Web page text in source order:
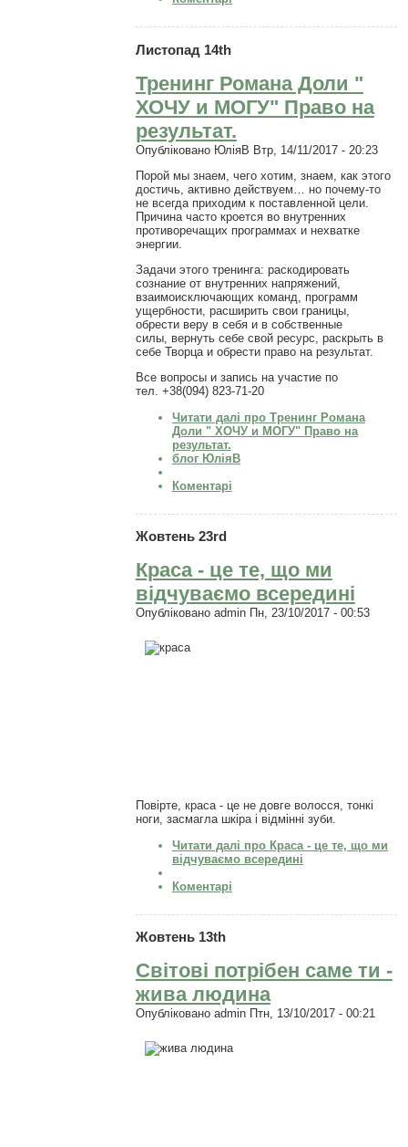
Листопад 14th
Тренинг Романа Доли "
ХОЧУ и МОГУ" Право на
результат.
Опубліковано ЮліяВ Втр, 14/11/2017 - 20:23
Порой мы знаем, чего хотим, знаем, как этого
достичь, активно действуем… но почему-то
не всегда приходим к поставленной цели.
Причина часто кроется во внутренних
противоречащих программах и нехватке
энергии.
Задачи этого тренинга: раскодировать
сознание от внутренних напряжений,
взаимоисключающих команд, программ
ущербности, расширить свои границы,
обрести веру в себя и в собственные
силы, вернуть себе свой ресурс, раскрыть в
себе Творца и обрести право на результат.
Все вопросы и запись на участие по
тел. +38(094) 823-71-20
Читати далі про Тренинг Романа
Доли " ХОЧУ и МОГУ" Право на
результат.
блог ЮліяВ
Коментарі
Жовтень 23rd
Краса - це те, що ми
відчуваємо всередині
Опубліковано adminПн, 23/10/2017 - 00:53
Повірте, краса - це не довге волосся, тонкі
ноги, засмагла шкіра і відмінні зуби.
Читати далі про Краса - це те, що ми
відчуваємо всередині
Коментарі
Жовтень 13th
Світові потрібен саме ти -
жива людина
Опубліковано adminПтн, 13/10/2017 - 00:21